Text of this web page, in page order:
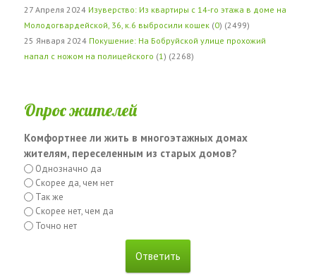
27 Апреля 2024 Изуверство: Из квартиры с 14-го этажа в доме на
Молодогвардейской, 36, к.6 выбросили кошек (0) (2499)
25 Января 2024 Покушение: На Бобруйской улице прохожий
напал с ножом на полицейского (1 ) (2268)
Опрос жителей
Комфортнее ли жить в многоэтажных домах
жителям, переселенным из старых домов?
Однозначно да
Скорее да, чем нет
Так же
Скорее нет, чем да
Точно нет